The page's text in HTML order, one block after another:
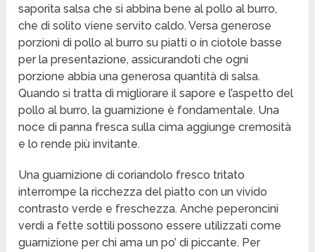
saporita salsa che si abbina bene al pollo al burro,
che di solito viene servito caldo. Versa generose
porzioni di pollo al burro su piatti o in ciotole basse
per la presentazione, assicurandoti che ogni
porzione abbia una generosa quantità di salsa.
Quando si tratta di migliorare il sapore e l’aspetto del
pollo al burro, la guarnizione è fondamentale. Una
noce di panna fresca sulla cima aggiunge cremosità
e lo rende più invitante.
Una guarnizione di coriandolo fresco tritato
interrompe la ricchezza del piatto con un vivido
contrasto verde e freschezza. Anche peperoncini
verdi a fette sottili possono essere utilizzati come
guarnizione per chi ama un po’ di piccante. Per